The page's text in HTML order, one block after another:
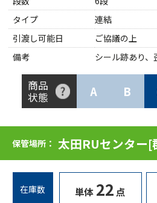
タイプ
連結
引渡し可能日
ご協議の上
備考
シール跡あり、
商品
状態
A B
保管場所： 太田RUセンター[
在庫数 単体 22 点